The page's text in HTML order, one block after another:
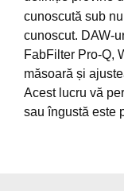
cunoscută sub
cunoscut. DAW-
FabFilter Pro-Q,
măsoară și
Acest lucru vă
sau îngustă este